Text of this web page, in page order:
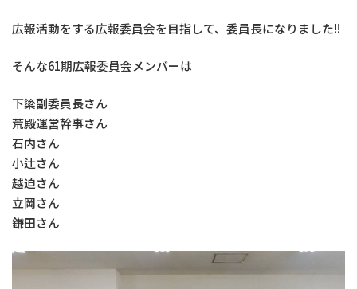
広報活動をする広報委員会を目指して、委員長になりました!!
そんな61期広報委員会メンバーは
下簗副委員長さん
荒殿運営幹事さん
石内さん
小辻さん
越迫さん
立岡さん
鎌田さん